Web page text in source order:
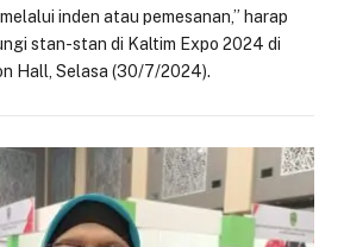
inden atau pemesanan,” harap
stan-stan di Kaltim Expo 2024 di
Hall, Selasa (30/7/2024).